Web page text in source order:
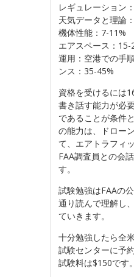
レギュレーション
天気データと理論
機体性能：7-11%
エアスペース：15-
運用：空港での手
ンス：35-45%
資格を受けるには
書き話す能力が必
であることが条件
の能力は、ドロー
て、エアトラフィ
FAA調査員との会
す。
試験勉強はFAAの
通り読んで理解し
ていきます。
十分勉強したら全
試験センターに予
試験料は$150です。